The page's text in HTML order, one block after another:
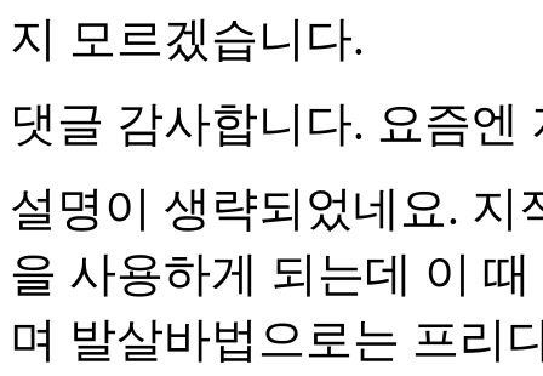
지 모르겠습니다.
댓글 감사합니다. 요즘엔
설명이 생략되었네요. 지
을 사용하게 되는데 이
며 발살바법으로는 프리